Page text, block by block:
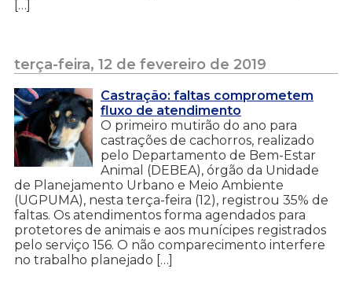
[…]
terça-feira, 12 de fevereiro de 2019
Castração: faltas comprometem
fluxo de atendimento
O primeiro mutirão do ano para
castrações de cachorros, realizado
pelo Departamento de Bem-Estar
Animal (DEBEA), órgão da Unidade
de Planejamento Urbano e Meio Ambiente
(UGPUMA), nesta terça-feira (12), registrou 35% de
faltas. Os atendimentos forma agendados para
protetores de animais e aos munícipes registrados
pelo serviço 156. O não comparecimento interfere
no trabalho planejado […]